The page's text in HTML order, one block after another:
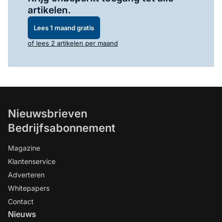
artikelen.
Lees 1 maand gratis
of lees 2 artikelen per maand
Nieuwsbrieven
Bedrijfsabonnement
Magazine
Klantenservice
Adverteren
Whitepapers
Contact
Nieuws